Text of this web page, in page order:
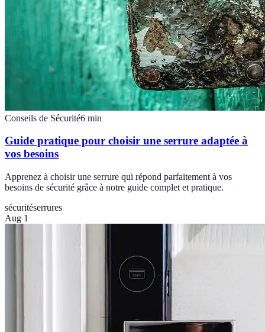
Conseils de Sécurité6 min
Guide pratique pour choisir une serrure adaptée à
vos besoins
Apprenez à choisir une serrure qui répond parfaitement à vos
besoins de sécurité grâce à notre guide complet et pratique.
sécuritéserrures
Aug 1